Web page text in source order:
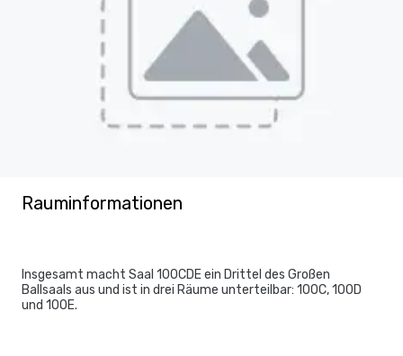
Rauminformationen
Insgesamt macht Saal 100CDE ein Drittel des Großen
Ballsaals aus und ist in drei Räume unterteilbar: 100C, 100D
und 100E.